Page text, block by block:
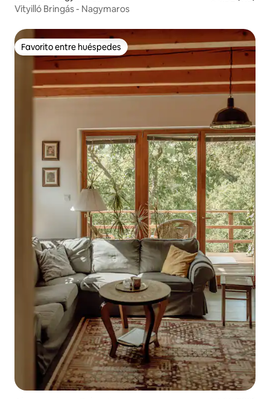
Vityilló Bringás - Nagymaros
Favorito entre huéspedes
Favorito entre huéspedes